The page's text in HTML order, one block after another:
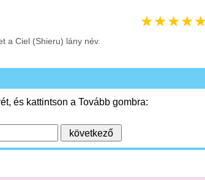
★★★★
a Ciel (Shieru) lány név.
és kattintson a Tovább gombra: